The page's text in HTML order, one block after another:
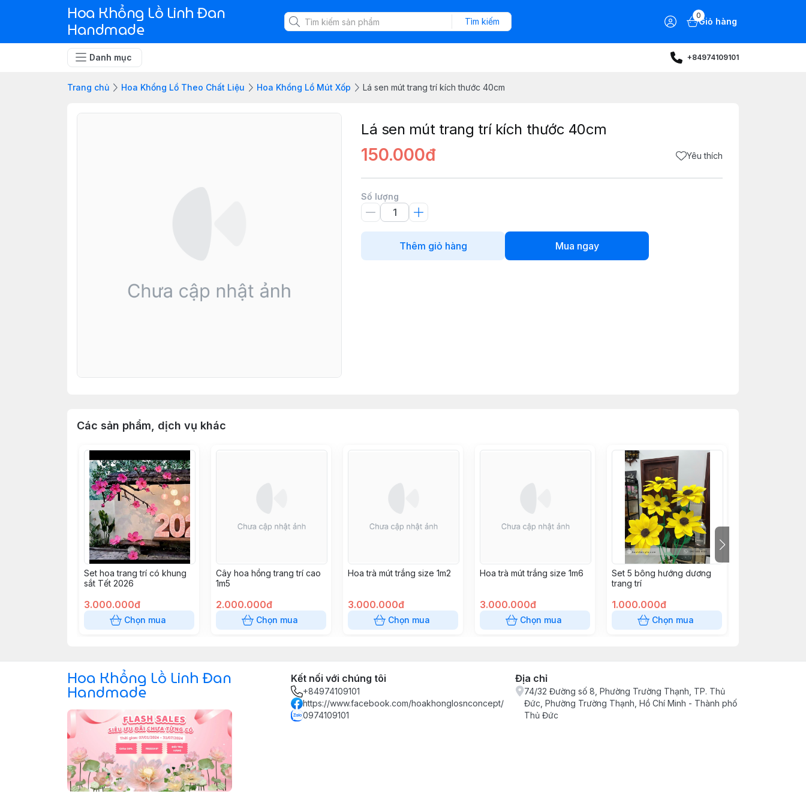
Hoa Khổng Lồ Linh Đan
Handmade Tìm kiếm
0
Giỏ hàng
Danh mục +84974109101
Trang chủ Hoa Khổng Lồ Theo Chất Liệu Hoa Khổng Lồ Mút Xốp Lá sen mút trang trí kích thước 40cm
Lá sen mút trang trí kích thước 40cm
150.000đ Yêu thích
Số lượng
Thêm giỏ hàng Mua ngay
Các sản phẩm, dịch vụ khác
Set hoa trang trí có khung
sắt Tết 2026
3.000.000đ
Chọn mua
Cây hoa hồng trang trí cao
1m5
2.000.000đ
Chọn mua
Hoa trà mút trắng size 1m2
3.000.000đ
Chọn mua
Hoa trà mút trắng size 1m6
3.000.000đ
Chọn mua
Set 5 bông hướng dương
trang trí
1.000.000đ
Chọn mua
Hoa Khổng Lồ Linh Đan
Handmade
Kết nối với chúng tôi
+84974109101
https://www.facebook.com/hoakhonglosnconcept/
0974109101
Địa chỉ
74/32 Đường số 8, Phường Trường Thạnh, TP. Thủ
Đức, Phường Trường Thạnh, Hồ Chí Minh - Thành phố
Thủ Đức